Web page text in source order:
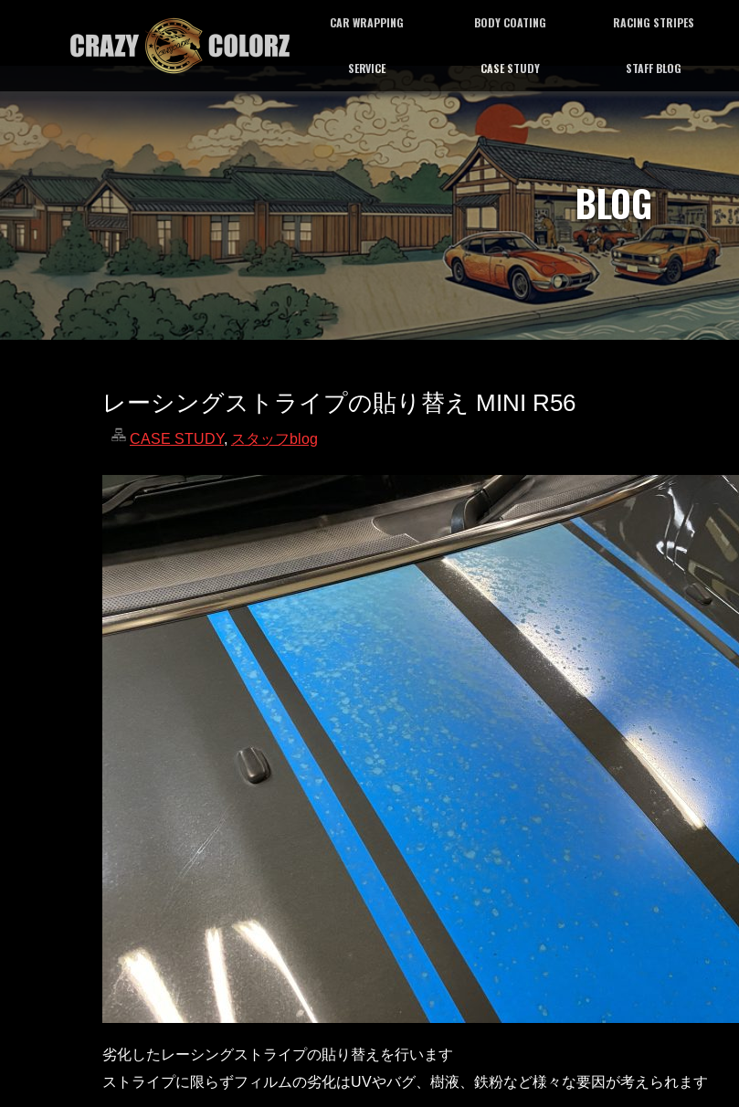
CAR WRAPPING
カーラッピング
BODY COATING
ボディーコーティング
RACING STRIPES
レーシングストライプ
SERVICE
サービス
CASE STUDY
施工事例
STAFF BLOG
スタッフブログ
BLOG
レーシングストライプの貼り替え MINI R56
CASE STUDY, スタッフblog
劣化したレーシングストライプの貼り替えを行います
ストライプに限らずフィルムの劣化はUVやバグ、樹液、鉄粉など様々な要因が考えられます